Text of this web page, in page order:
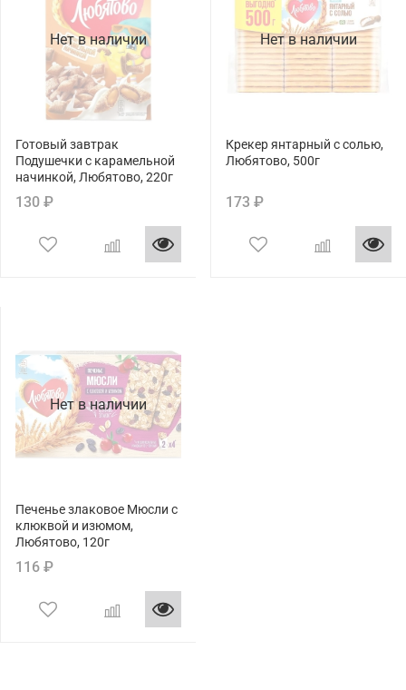
Нет в наличии
Готовый завтрак
Подушечки с карамельной
начинкой, Любятово, 220г
130 ₽
Нет в наличии
Крекер янтарный с солью,
Любятово, 500г
173 ₽
Нет в наличии
Печенье злаковое Мюсли с
клюквой и изюмом,
Любятово, 120г
116 ₽